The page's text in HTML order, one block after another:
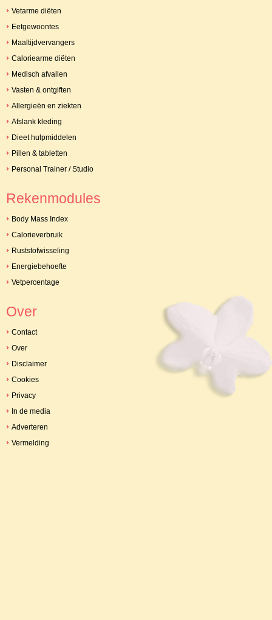
Vetarme diëten
Eetgewoontes
Maaltijdvervangers
Caloriearme diëten
Medisch afvallen
Vasten & ontgiften
Allergieën en ziekten
Afslank kleding
Dieet hulpmiddelen
Pillen & tabletten
Personal Trainer / Studio
Rekenmodules
Body Mass Index
Calorieverbruik
Ruststofwisseling
Energiebehoefte
Vetpercentage
Over
Contact
Over
Disclaimer
Cookies
Privacy
In de media
Adverteren
Vermelding